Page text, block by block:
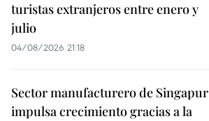
turistas extranjeros entre enero y
julio
04/08/2026 21:18
Sector manufacturero de Singapur
impulsa crecimiento gracias a la